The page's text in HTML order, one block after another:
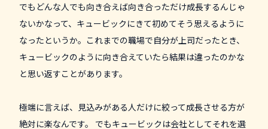
でもどんな人でも向き合えば向き合っただけ成長するんじゃ
ないかなって、キュービックにきて初めてそう思えるように
なったというか。これまでの職場で自分が上司だったとき、
キュービックのように向き合えていたら結果は違ったのかな
と思い返すことがあります。
極端に言えば、見込みがある人だけに絞って成長させる方が
絶対に楽なんです。 でもキュービックは会社としてそれを選